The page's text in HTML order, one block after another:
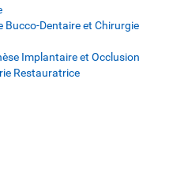
Bucco-Dentaire et Chirurgie
Implantaire et Occlusion
Restauratrice